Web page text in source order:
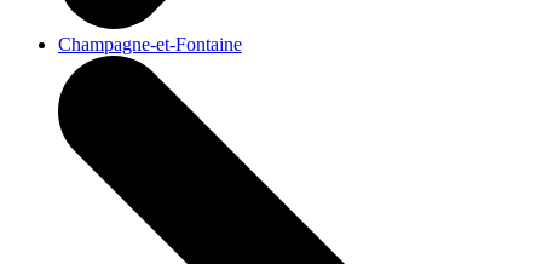
Champagne-et-Fontaine